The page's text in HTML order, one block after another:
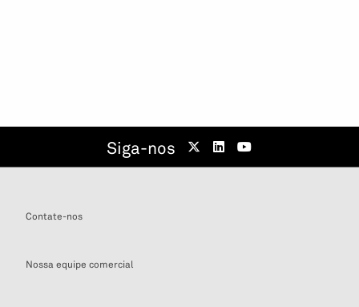
Siga-nos
Contate-nos
Nossa equipe comercial